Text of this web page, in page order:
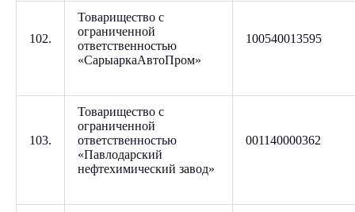
102.
Товарищество с
ограниченной
ответственностью
«СарыаркаАвтоПром»
100540013595
103.
Товарищество с
ограниченной
ответственностью
«Павлодарский
нефтехимический завод»
001140000362